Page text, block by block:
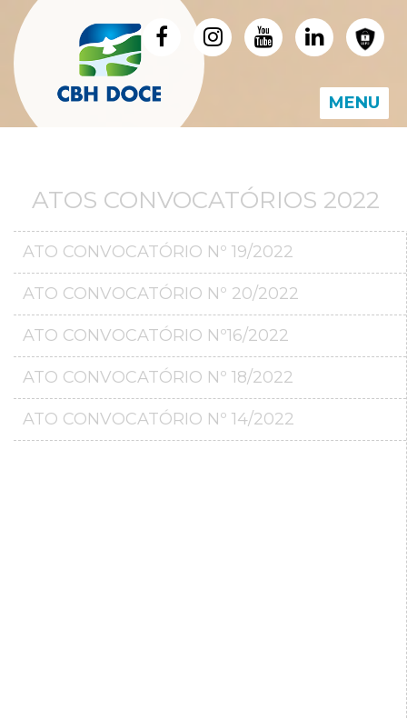
MENU
ATOS CONVOCATÓRIOS 2022
ATO CONVOCATÓRIO Nº 19/2022
ATO CONVOCATÓRIO Nº 20/2022
ATO CONVOCATÓRIO Nº16/2022
ATO CONVOCATÓRIO Nº 18/2022
ATO CONVOCATÓRIO Nº 14/2022